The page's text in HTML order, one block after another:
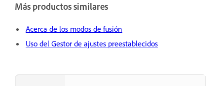
Más productos similares
Acerca de los modos de fusión
Uso del Gestor de ajustes preestablecidos